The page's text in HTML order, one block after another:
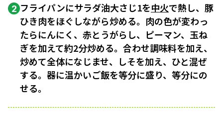
2 フライパンにサラダ油大さじ1を中火で熱し、豚
ひき肉をほぐしながら炒める。肉の色が変わっ
たらにんにく、赤とうがらし、ピーマン、玉ね
ぎを加えて約2分炒める。合わせ調味料を加え、
炒めて全体になじませ、しそを加え、ひと混ぜ
する。器に温かいご飯を等分に盛り、等分にの
せる。